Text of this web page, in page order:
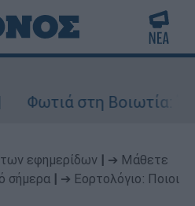
στη Βοιωτία: Ίση με
εφημερίδων
➔ Μάθετε
σήμερα
➔ Εορτολόγιο: Ποιοι